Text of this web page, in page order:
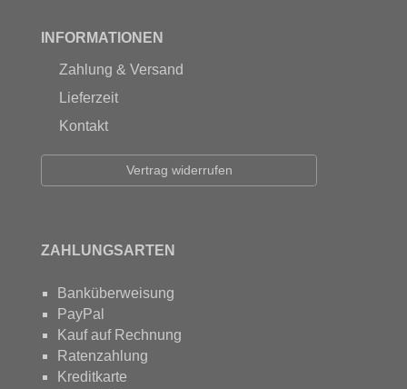
INFORMATIONEN
Zahlung & Versand
Lieferzeit
Kontakt
Vertrag widerrufen
ZAHLUNGSARTEN
Banküberweisung
PayPal
Kauf auf Rechnung
Ratenzahlung
Kreditkarte